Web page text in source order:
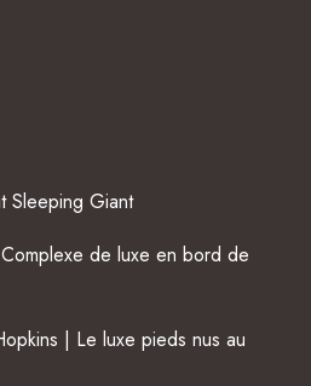
Sleeping Giant
de luxe en bord de
| Le luxe pieds nus au